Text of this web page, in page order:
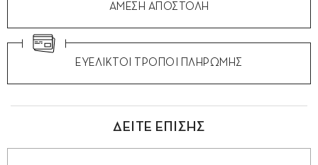
ΑΜΕΣΗ ΑΠΟΣΤΟΛΗ
ΕΥΕΛΙΚΤΟΙ ΤΡΟΠΟΙ ΠΛΗΡΩΜΗΣ
ΔΕΙΤΕ ΕΠΙΣΗΣ